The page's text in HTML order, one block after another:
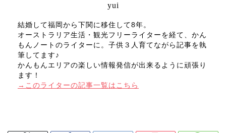
yui
結婚して福岡から下関に移住して8年。
オーストラリア生活・観光フリーライターを経て、かん
もんノートのライターに。子供３人育てながら記事を執
筆してます♪
かんもんエリアの楽しい情報発信が出来るように頑張り
ます！
→このライターの記事一覧はこちら